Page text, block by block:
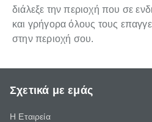
διάλεξε την περιοχή που σε
και γρήγορα όλους τους
στην περιοχή σου.
Σχετικά με εμάς
Η Εταιρεία